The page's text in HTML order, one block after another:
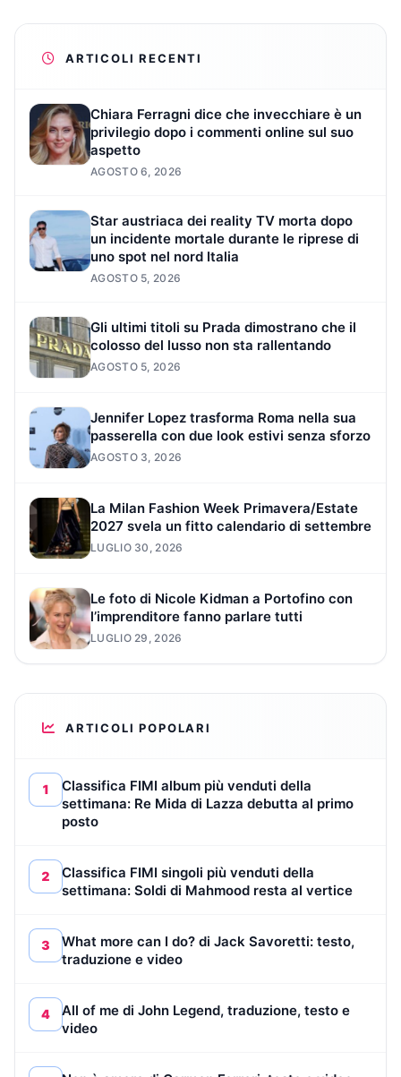
ARTICOLI RECENTI
Chiara Ferragni dice che invecchiare è un
privilegio dopo i commenti online sul suo
aspetto
AGOSTO 6, 2026
Star austriaca dei reality TV morta dopo
un incidente mortale durante le riprese di
uno spot nel nord Italia
AGOSTO 5, 2026
Gli ultimi titoli su Prada dimostrano che il
colosso del lusso non sta rallentando
AGOSTO 5, 2026
Jennifer Lopez trasforma Roma nella sua
passerella con due look estivi senza sforzo
AGOSTO 3, 2026
La Milan Fashion Week Primavera/Estate
2027 svela un fitto calendario di settembre
LUGLIO 30, 2026
Le foto di Nicole Kidman a Portofino con
l’imprenditore fanno parlare tutti
LUGLIO 29, 2026
ARTICOLI POPOLARI
1
Classifica FIMI album più venduti della
settimana: Re Mida di Lazza debutta al primo
posto
2
Classifica FIMI singoli più venduti della
settimana: Soldi di Mahmood resta al vertice
3
What more can I do? di Jack Savoretti: testo,
traduzione e video
4
All of me di John Legend, traduzione, testo e
video